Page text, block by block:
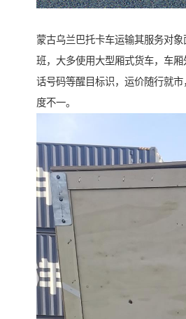
蒙古乌兰巴托卡车运输其服务对
班，大多使用大型厢式货车，车
话号码等醒目标识，运价随行就
度不一。